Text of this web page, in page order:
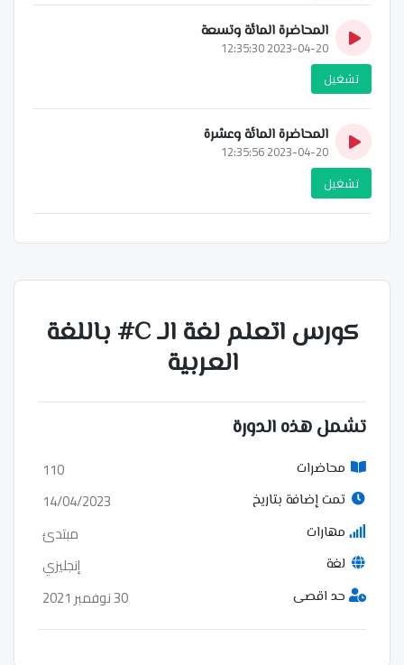
المحاضرة المائة وتسعة
2023-04-20 12:35:30
تشغيل
المحاضرة المائة وعشرة
2023-04-20 12:35:56
تشغيل
كورس اتعلم لغة الـ C# باللغة
العربية
تشمل هذه الدورة
محاضرات 110
تمت إضافة بتاريخ 14/04/2023
مهارات مبتدئ
لغة إنجليزي
حد اقصى 30 نوفمبر 2021